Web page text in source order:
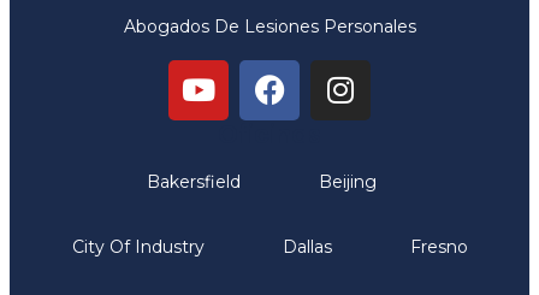
Abogados De Lesiones Personales
Bakersfield Beijing
City Of Industry Dallas Fresno